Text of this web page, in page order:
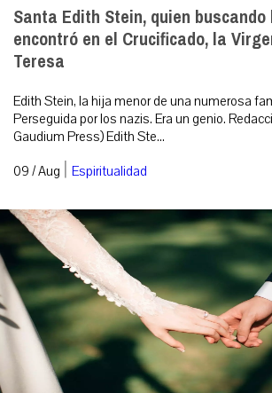
Santa Edith Stein, quien
encontró en el Crucificado, la
Teresa
Edith Stein, la hija menor de una numerosa
Perseguida por los nazis. Era un genio.
Gaudium Press) Edith Ste...
09 / Aug | Espiritualidad